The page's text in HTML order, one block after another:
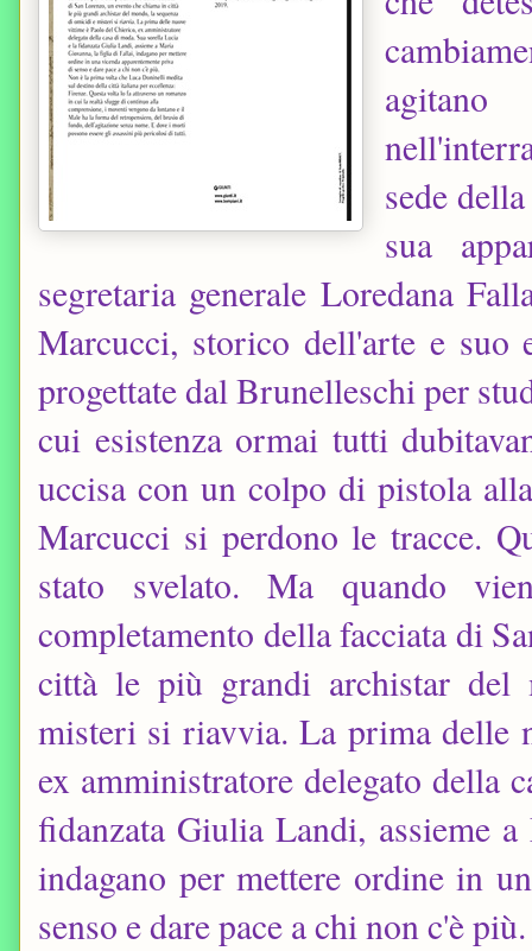
sede
sua
segretaria generale Loredana
Marcucci, storico dell'arte e suo
progettate dal Brunelleschi per
cui esistenza ormai tutti
uccisa con un colpo di pistola
Marcucci si perdono le tracce.
stato svelato. Ma quando
completamento della facciata di
città le più grandi archistar del
misteri si riavvia. La prima delle
ex amministratore delegato della
fidanzata Giulia Landi, assieme
indagano per mettere ordine in
senso e dare pace a chi non c'è più.